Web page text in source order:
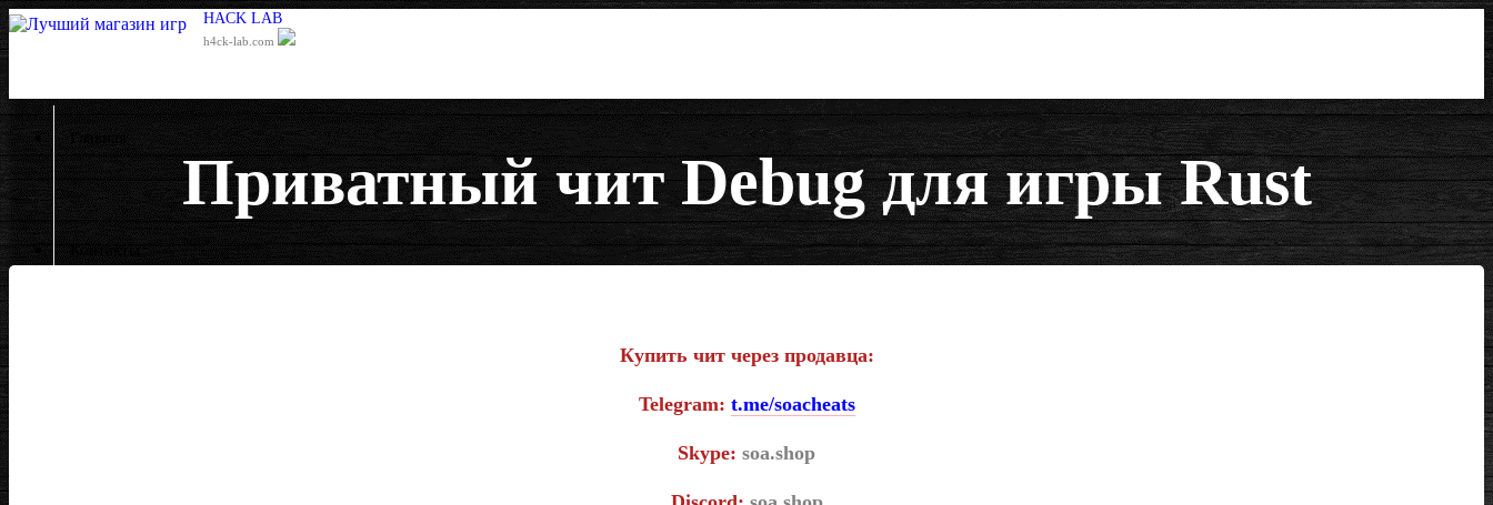
HACK LAB
h4ck-lab.com
Контакты
Приватный чит Debug для игры Rust
Купить чит через продавца:
Telegram: t.me/soacheats
Skype: soa.shop